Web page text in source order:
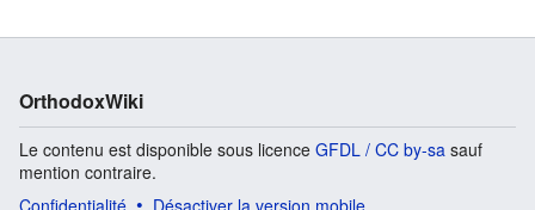
OrthodoxWiki
Le contenu est disponible sous licence GFDL / CC by-sa sauf
mention contraire.